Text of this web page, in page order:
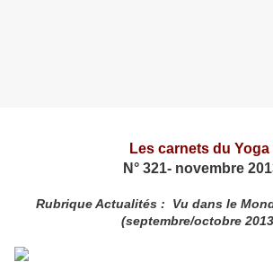
Les carnets du Yoga
N° 321- novembre
Rubrique Actualités :
Vu dans le
(septembre/octobre